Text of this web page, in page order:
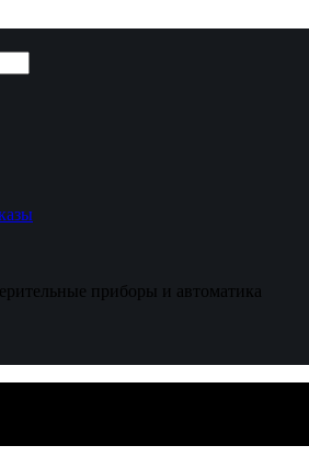
приборы и автоматика